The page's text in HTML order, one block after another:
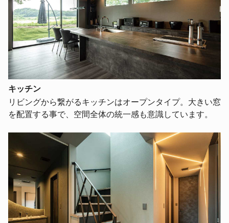
キッチン
リビングから繋がるキッチンはオープンタイプ。大きい窓
を配置する事で、空間全体の統一感も意識しています。